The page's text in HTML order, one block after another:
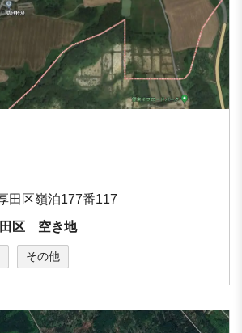
田区嶺泊177番117
田区 空き地
その他